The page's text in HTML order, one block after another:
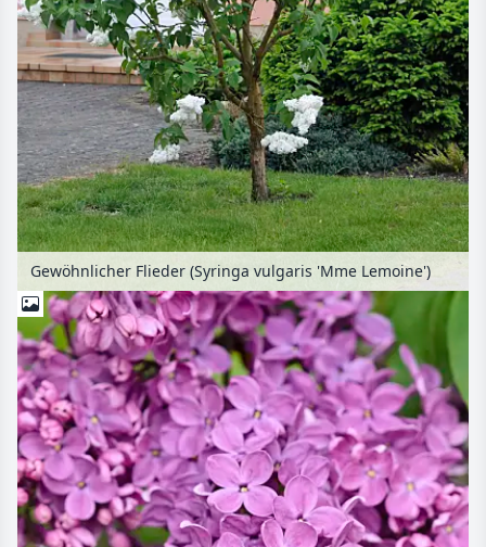
Gewöhnlicher Flieder (Syringa vulgaris 'Mme Lemoine')